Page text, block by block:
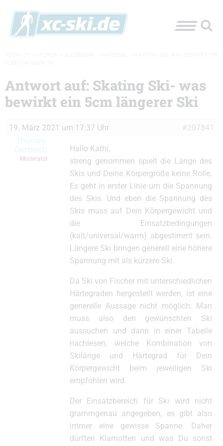
Antwort auf: Skating Ski- was
bewirkt ein 5cm längerer Ski
19. März 2021 um 17:37 Uhr
#207841
Thomas
Oestreich
Moderator
Hallo Kathi,
streng genommen spielt die Länge des
Skis und Deine Körpergröße keine Rolle.
Es geht in erster Linie um die Spannung
des Skis. Und eben die Spannung des
Skis muss auf Dein Körpergewicht und
die Einsatzbedingungen
(kalt/universal/warm) abgestimmt sein.
Längere Ski bringen generell eine höhere
Spannung mit als kürzere Ski.
Da Ski von Fischer mit unterschiedlichen
Härtegraden hergestellt werden, ist eine
generelle Aussage nicht möglich. Man
muss also den gewünschten Ski
aussuchen und dann in einer Tabelle
nachlesen, welche Kombination von
Skilänge und Härtegrad für Dein
Körpergewicht beim jeweiligen Ski
empfohlen wird.
Der Einsatzbereich für Ski wird nicht
grammgenau angegeben, es gibt also
immer eine gewisse Spanne. Daher
dürften Klamotten und was Du sonst